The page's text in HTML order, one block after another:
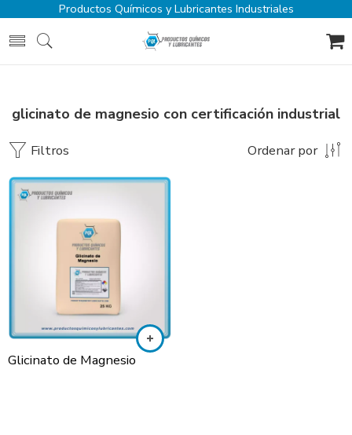
Productos Químicos y Lubricantes Industriales
glicinato de magnesio con certificación industrial
Filtros Ordenar por
Glicinato de Magnesio